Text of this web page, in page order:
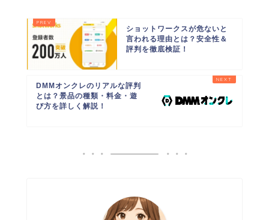
ショットワークスが危ないと
言われる理由とは？安全性＆
評判を徹底検証！
DMMオンクレのリアルな評判
とは？景品の種類・料金・遊
び方を詳しく解説！